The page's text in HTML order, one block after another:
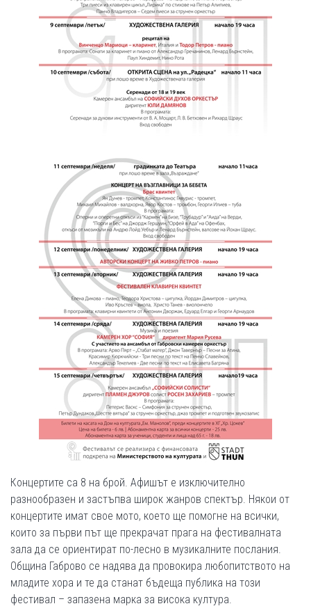
Концертите са 8 на брой. Афишът е изключително
разнообразен и застъпва широк жанров спектър. Някои от
концертите имат свое мото, което ще помогне на всички,
които за първи път ще прекрачат прага на фестивалната
зала да се ориентират по-лесно в музикалните послания.
Община Габрово се надява да провокира любопитството на
младите хора и те да станат бъдеща публика на този
фестивал – запазена марка за висока култура.